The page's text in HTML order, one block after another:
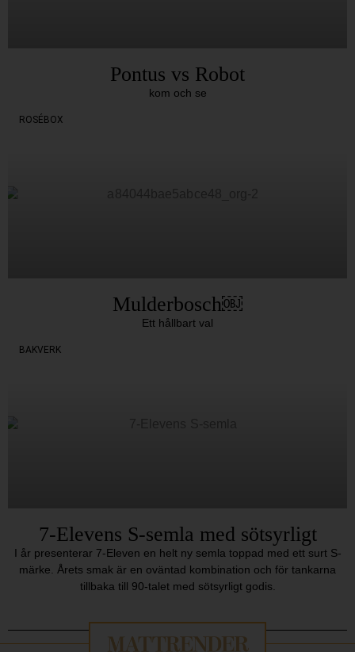
Pontus vs Robot
kom och se
ROSÉBOX
Mulderbosch￼
Ett hållbart val
BAKVERK
7-Elevens S-semla med sötsyrligt
I år presenterar 7-Eleven en helt ny semla toppad med ett surt S-
märke. Årets smak är en oväntad kombination och för tankarna
tillbaka till 90-talet med sötsyrligt godis.